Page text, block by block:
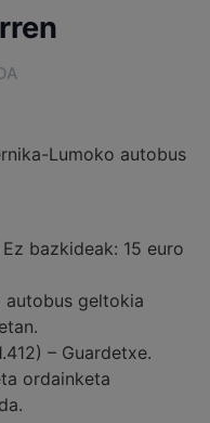
Lumoko autobus
bazkideak: 15 euro
autobus geltokia
– Guardetxe.
ordainketa